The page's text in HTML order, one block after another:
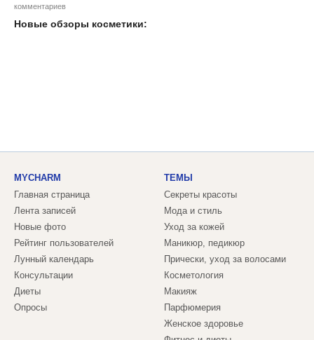
комментариев
Новые обзоры косметики:
MYCHARM
Главная страница
Лента записей
Новые фото
Рейтинг пользователей
Лунный календарь
Консультации
Диеты
Опросы
ТЕМЫ
Секреты красоты
Мода и стиль
Уход за кожей
Маникюр, педикюр
Прически, уход за волосами
Косметология
Макияж
Парфюмерия
Женское здоровье